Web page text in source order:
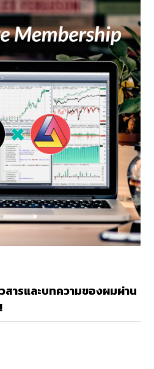
สารและบทความของผมผ่าน